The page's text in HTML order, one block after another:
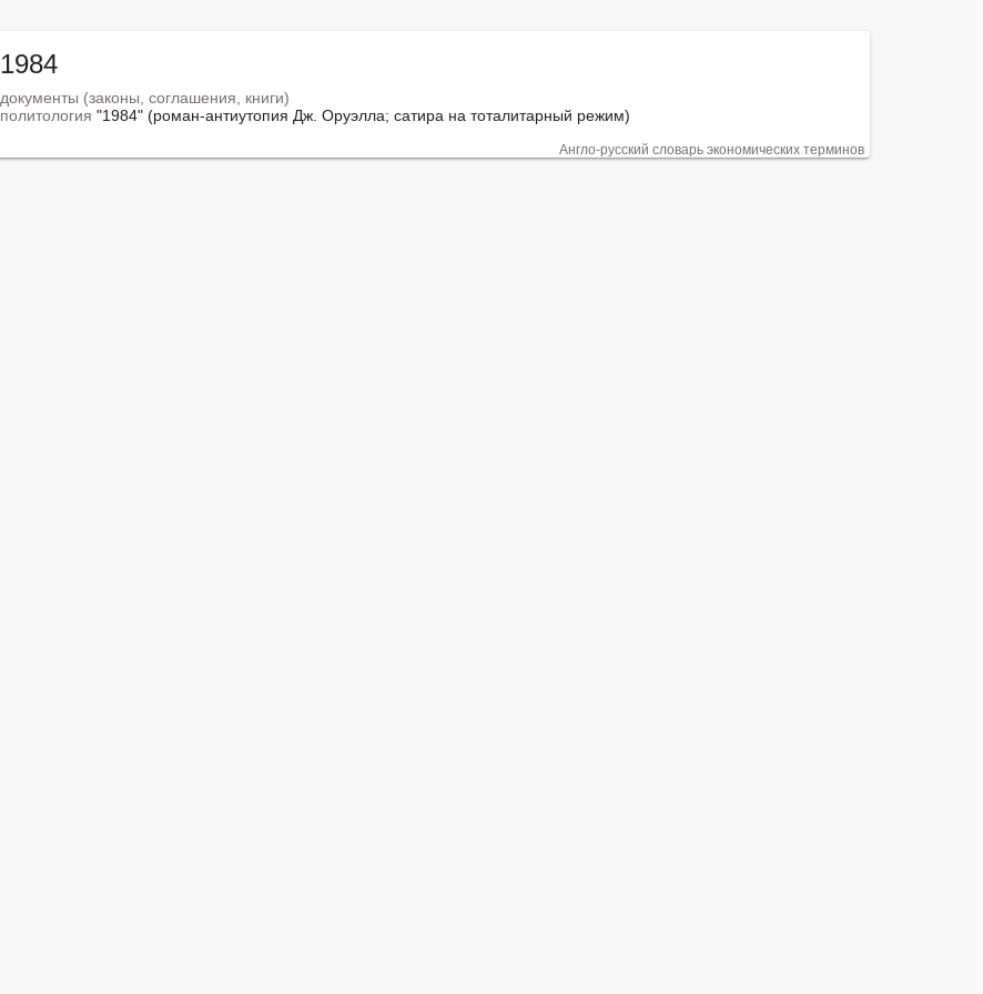
1984
документы (законы, соглашения, книги)
политология "1984" (роман-антиутопия Дж. Оруэлла; сатира на тоталитарный режим)
Англо-русский словарь экономических терминов